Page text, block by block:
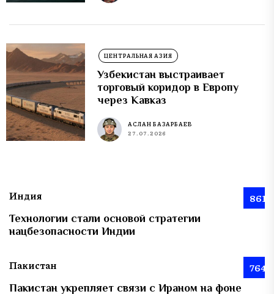
ЦЕНТРАЛЬНАЯ АЗИЯ
Узбекистан выстраивает
торговый коридор в Европу
через Кавказ
АСЛАН БАЗАРБАЕВ
27.07.2026
Индия 861
Технологии стали основой стратегии
нацбезопасности Индии
Пакистан 764
Пакистан укрепляет связи с Ираном на фоне